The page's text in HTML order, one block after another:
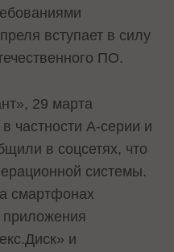
вступает в силу
ПО.
29 марта
частности A-серии и
в соцсетях, что
системы.
смартфонах
и